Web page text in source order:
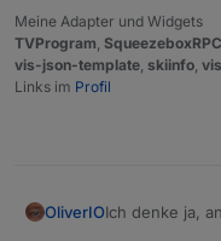
Meine Adapter und Widgets
TVProgram SqueezeboxRPC
vis-json-template skiinfo
Links im Profil
OliverIOIch denke ja,